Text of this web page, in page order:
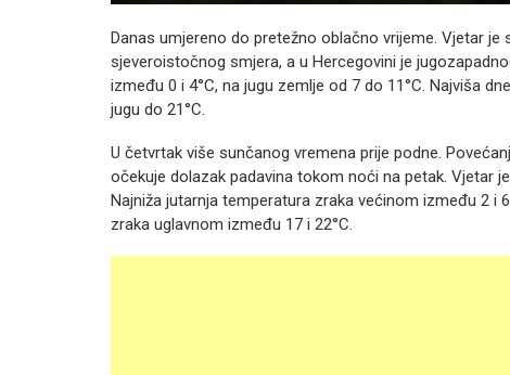
Danas umjereno do pretežno oblačno vrijeme. Vjetar
sjeveroistočnog smjera, a u Hercegovini je
između 0 i 4°C, na jugu zemlje od 7 do 11°C. Najviša
jugu do 21°C.
U četvrtak više sunčanog vremena prije podne.
očekuje dolazak padavina tokom noći na petak. Vjetar
Najniža jutarnja temperatura zraka većinom između 2 i
zraka uglavnom između 17 i 22°C.